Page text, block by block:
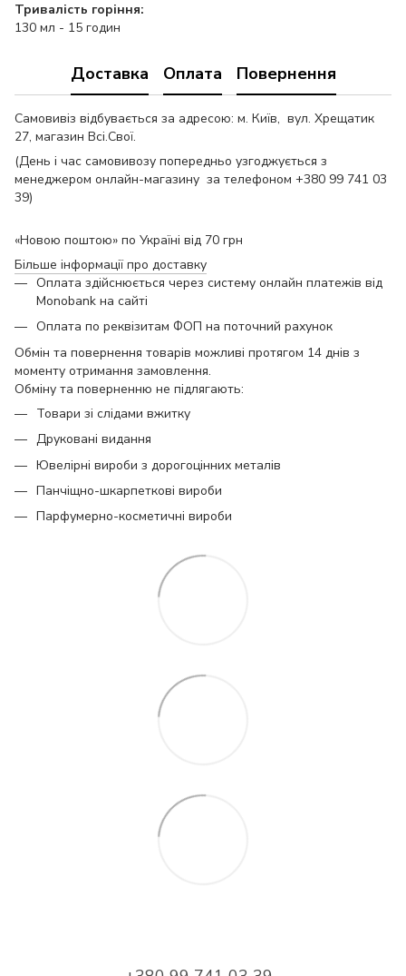
Тривалість горіння:
130 мл - 15 годин
Доставка Оплата Повернення
Самовивіз відбувається за адресою: м. Київ, вул. Хрещатик
27, магазин Всі.Свої.
(День і час самовивозу попередньо узгоджується з
менеджером онлайн-магазину за телефоном +380 99 741 03
39)
«Новою поштою» по Україні від 70 грн
Більше інформації про доставку
Оплата здійснюється через систему онлайн платежів від
Monobank на сайті
Оплата по реквізитам ФОП на поточний рахунок
Обмін та повернення товарів можливі протягом 14 днів з
моменту отримання замовлення.
Обміну та поверненню не підлягають:
Товари зі слідами вжитку
Друковані видання
Ювелірні вироби з дорогоцінних металів
Панчіщно-шкарпеткові вироби
Парфумерно-косметичні вироби